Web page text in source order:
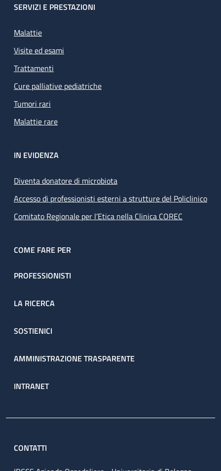
SERVIZI E PRESTAZIONI
Malattie
Visite ed esami
Trattamenti
Cure palliative pediatriche
Tumori rari
Malattie rare
IN EVIDENZA
Diventa donatore di microbiota
Accesso di professionisti esterni a strutture del Policlinico
Comitato Regionale per l’Etica nella Clinica COREC
COME FARE PER
PROFESSIONISTI
LA RICERCA
SOSTIENICI
AMMINISTRAZIONE TRASPARENTE
INTRANET
CONTATTI